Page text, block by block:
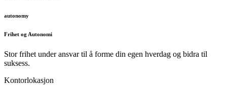
autonomy
Frihet og Autonomi
Stor frihet under ansvar til å forme din egen hverdag og bidra til
suksess.
Kontorlokasjon